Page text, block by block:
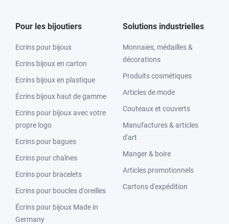
Pour les bijoutiers
Ecrins pour bijoux
Ecrins bijoux en carton
Ecrins bijoux en plastique
Écrins bijoux haut de gamme
Ecrins pour bijoux avec votre
propre logo
Ecrins pour bagues
Ecrins pour chaînes
Ecrins pour bracelets
Ecrins pour boucles d'oreilles
Écrins pour bijoux Made in
Germany
Solutions industrielles
Monnaies, médailles &
décorations
Produits cosmétiques
Articles de mode
Couteaux et couverts
Manufactures & articles
d'art
Manger & boire
Articles promotionnels
Cartons d'expédition